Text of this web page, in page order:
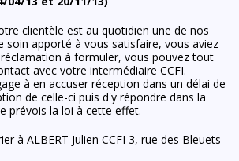
clientèle est au quotidien une de nos
soin apporté à vous satisfaire, vous aviez
à formuler, vous pouvez tout
avec votre intermédiaire CCFI.
en accuser réception dans un délai de
de celle-ci puis d'y répondre dans la
prévois la loi à cette effet.
à ALBERT Julien CCFI 3, rue des Bleuets